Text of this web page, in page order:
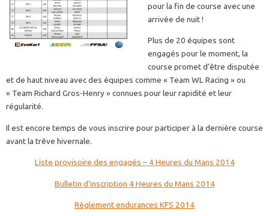
pour la fin de course avec une
arrivée de nuit !
Plus de 20 équipes sont
engagés pour le moment, la
course promet d’être disputée
et de haut niveau avec des équipes comme « Team WL Racing » ou
« Team Richard Gros-Henry » connues pour leur rapidité et leur
régularité.
Il est encore temps de vous inscrire pour participer à la dernière course
avant la trêve hivernale.
Liste provisoire des engagés – 4 Heures du Mans 2014
Bulletin d’inscription 4 Heures du Mans 2014
Règlement endurances KFS 2014